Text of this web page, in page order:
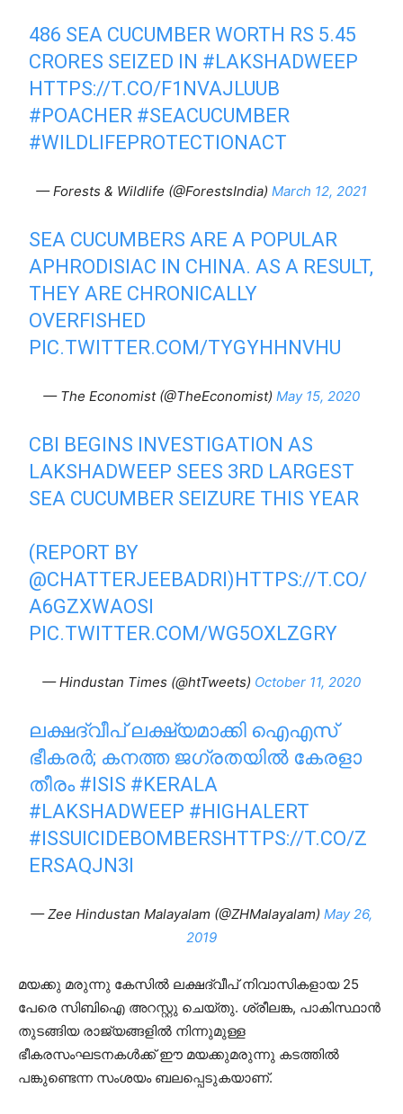
486 SEA CUCUMBER WORTH RS 5.45
CRORES SEIZED IN #LAKSHADWEEP
HTTPS://T.CO/F1NVAJLUUB
#POACHER #SEACUCUMBER
#WILDLIFEPROTECTIONACT
— Forests & Wildlife (@ForestsIndia) March 12, 2021
SEA CUCUMBERS ARE A POPULAR
APHRODISIAC IN CHINA. AS A RESULT,
THEY ARE CHRONICALLY
OVERFISHED
PIC.TWITTER.COM/TYGYHHNVHU
— The Economist (@TheEconomist) May 15, 2020
CBI BEGINS INVESTIGATION AS
LAKSHADWEEP SEES 3RD LARGEST
SEA CUCUMBER SEIZURE THIS YEAR
(REPORT BY
@CHATTERJEEBADRI)HTTPS://T.CO/
A6GZXWAOSI
PIC.TWITTER.COM/WG5OXLZGRY
— Hindustan Times (@htTweets) October 11, 2020
ലക്ഷദ്വീപ്‌ ലക്ഷ്യമാക്കി ഐഎസ്‌
ഭീകരര്‍; കനത്ത ജഗ്രതയില്‍ കേരളാ
തീരം #ISIS #KERALA
#LAKSHADWEEP #HIGHALERT
#ISSUICIDEBOMBERSHTTPS://T.CO/Z
ERSAQJN3I
— Zee Hindustan Malayalam (@ZHMalayalam) May 26,
2019
മയക്കു മരുന്നു കേസില്‍ ലക്ഷദ്വീപ് നിവാസികളായ 25
പേരെ സിബിഐ അറസ്റ്റു ചെയ്തു. ശ്രീലങ്ക, പാകിസ്ഥാന്‍
തുടങ്ങിയ രാജ്യങ്ങളില്‍ നിന്നുമുള്ള
ഭീകരസംഘടനകള്‍ക്ക് ഈ മയക്കുമരുന്നു കടത്തില്‍
പങ്കുണ്ടെന്ന സംശയം ബലപ്പെടുകയാണ്.